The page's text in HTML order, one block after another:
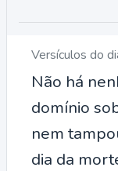
Versículos do
Não há
domínio
nem
dia da